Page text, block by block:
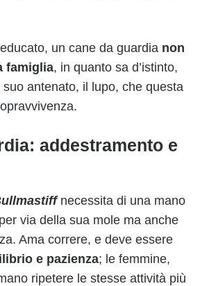
un cane da guardia non
famiglia, in quanto sa d’istinto,
antenato, il lupo, che questa
addestramento e
necessita di una mano
via della sua mole ma anche
Ama correre, e deve essere
e pazienza; le femmine,
ripetere le stesse attività più